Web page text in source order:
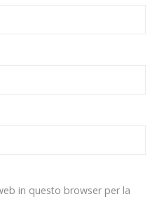
in questo browser per la